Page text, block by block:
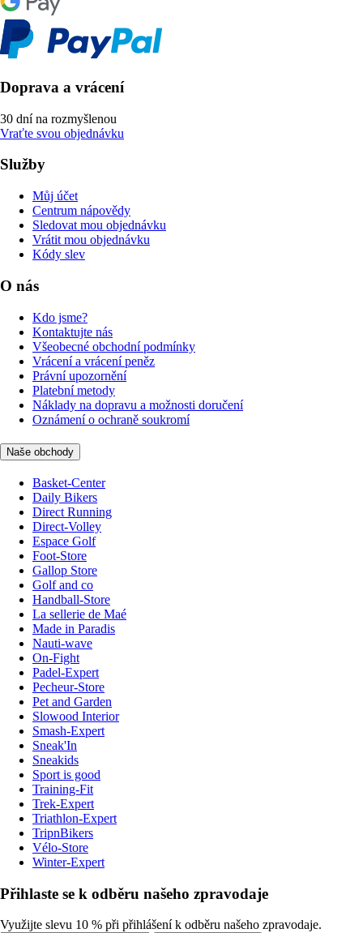
Doprava a vrácení
30 dní na rozmyšlenou
Vraťte svou objednávku
Služby
Můj účet
Centrum nápovědy
Sledovat mou objednávku
Vrátit mou objednávku
Kódy slev
O nás
Kdo jsme?
Kontaktujte nás
Všeobecné obchodní podmínky
Vrácení a vrácení peněz
Právní upozornění
Platební metody
Náklady na dopravu a možnosti doručení
Oznámení o ochraně soukromí
Naše obchody
Basket-Center
Daily Bikers
Direct Running
Direct-Volley
Espace Golf
Foot-Store
Gallop Store
Golf and co
Handball-Store
La sellerie de Maé
Made in Paradis
Nauti-wave
On-Fight
Padel-Expert
Pecheur-Store
Pet and Garden
Slowood Interior
Smash-Expert
Sneak'In
Sneakids
Sport is good
Training-Fit
Trek-Expert
Triathlon-Expert
TripnBikers
Vélo-Store
Winter-Expert
Přihlaste se k odběru našeho zpravodaje
Využijte slevu 10 % při přihlášení k odběru našeho zpravodaje.